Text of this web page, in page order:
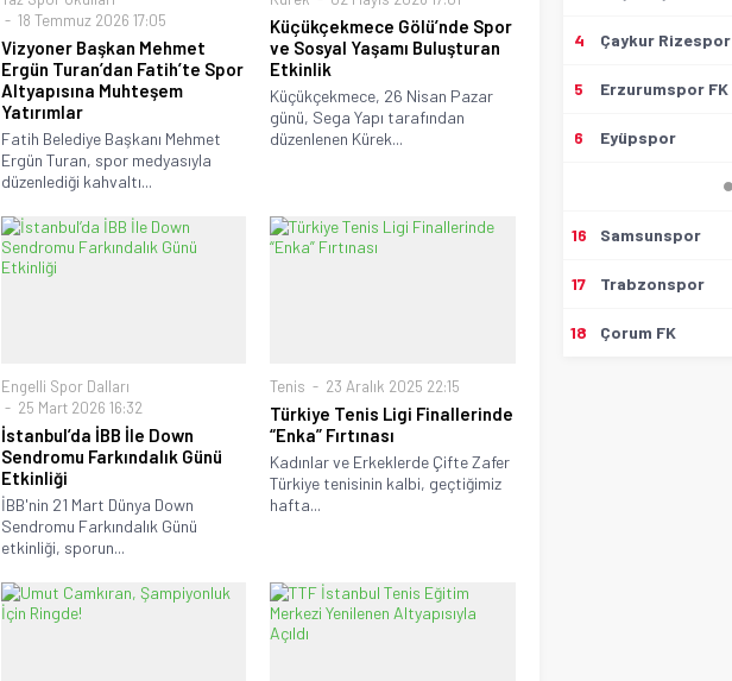
18 Temmuz 2026 17:05
Vizyoner Başkan Mehmet
Ergün Turan’dan Fatih’te Spor
Altyapısına Muhteşem
Yatırımlar
Fatih Belediye Başkanı Mehmet
Ergün Turan, spor medyasıyla
düzenlediği kahvaltı...
Küçükçekmece Gölü’nde Spor
ve Sosyal Yaşamı Buluşturan
Etkinlik
Küçükçekmece, 26 Nisan Pazar
günü, Sega Yapı tarafından
düzenlenen Kürek...
Engelli Spor Dalları
25 Mart 2026 16:32
İstanbul’da İBB İle Down
Sendromu Farkındalık Günü
Etkinliği
İBB'nin 21 Mart Dünya Down
Sendromu Farkındalık Günü
etkinliği, sporun...
Tenis 23 Aralık 2025 22:15
Türkiye Tenis Ligi Finallerinde
“Enka” Fırtınası
Kadınlar ve Erkeklerde Çifte Zafer
Türkiye tenisinin kalbi, geçtiğimiz
hafta...
4 Çaykur Rizespor
5 Erzurumspor FK
6 Eyüpspor
16 Samsunspor
17 Trabzonspor
18 Çorum FK